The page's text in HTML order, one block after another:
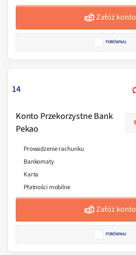
Załóż konto
PORÓWNAJ
14
Konto Przekorzystne Bank
Pekao
Prowadzenie rachunku
Bankomaty
Karta
Płatności mobilne
Załóż konto
PORÓWNAJ